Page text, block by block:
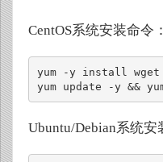
CentOS系统安装命令：
yum -y install wget
yum update -y &&
Ubuntu/Debian系统安